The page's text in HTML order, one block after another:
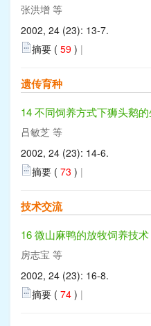
张洪增 等
2002, 24 (23): 13-7.
摘要 ( 59 ) |
遗传育种
14 不同饲养方式下狮头鹅
吕敏芝 等
2002, 24 (23): 14-6.
摘要 ( 73 ) |
技术交流
16 微山麻鸭的放牧饲养技术
房志宝 等
2002, 24 (23): 16-8.
摘要 ( 74 ) |